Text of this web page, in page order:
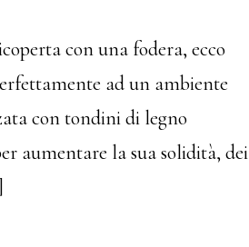
con una fodera, ecco
ad un ambiente
con tondini di legno
aumentare la sua solidità, dei